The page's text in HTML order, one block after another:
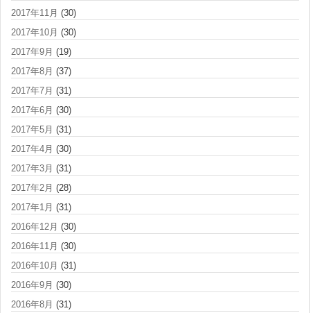
2017年11月 (30)
2017年10月 (30)
2017年9月 (19)
2017年8月 (37)
2017年7月 (31)
2017年6月 (30)
2017年5月 (31)
2017年4月 (30)
2017年3月 (31)
2017年2月 (28)
2017年1月 (31)
2016年12月 (30)
2016年11月 (30)
2016年10月 (31)
2016年9月 (30)
2016年8月 (31)